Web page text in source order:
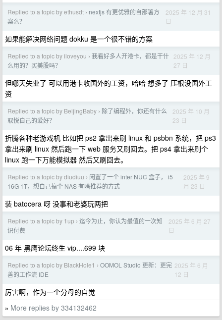
Replied to a topic by ethusdt › nextjs 有更优雅的自部署方
案么？
2025 年 12 月 31
日
如果能解决网络问题 dokku 是一个很不错的方案
Replied to a topic by iloveyou › 我看好多人开港卡，都是干什
么用的？买美股吗？
2025 年 12 月
27 日
但哪天失业了 可以用港卡收国外的工资，哈哈 想多了 压根没国外工
资
Replied to a topic by BeijingBaby › 除了编程外，你还有什么
取悦自己的爱好？
2025 年 10 月
23 日
折腾各种老游戏机 比如把 ps2 拿出来刷 linux 和 psbbn 系统，把 ps3
拿出来刷 linux 然后跑一下 web 服务又刷回去。把 ps4 拿出来刷个
linux 跑一下万能模拟器 然后又刷回去。
Replied to a topic by diudiuu › 闲置了一个 inter NUC 盒子， i5
16G 1T，想自己搞个 NAS 有啥推荐的方式
2025 年 9
月 23 日
装 batocera 呀 没事和老婆玩两把
Replied to a topic by 1up › 迄今为止，你认为最值的一次知
识付费
2025 年 6 月 27
日
06 年 黑鹰论坛终生 vip....699 块
Replied to a topic by BlackHole1 › OOMOL Studio 更新：更完
善的工作流 IDE
2025 年 6 月
12 日
厉害啊，作为一个分母的自觉
» More replies by 334132462